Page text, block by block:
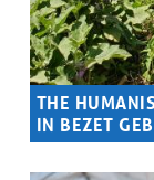
THE
IN BEZET